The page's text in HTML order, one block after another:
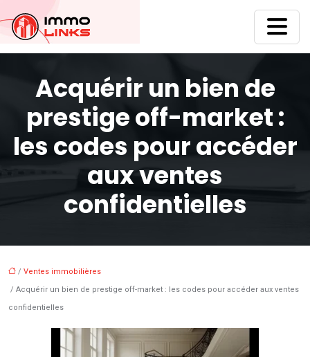
Acquérir un bien de
prestige off-market :
les codes pour accéder
aux ventes
confidentielles
/ Ventes immobilières
/ Acquérir un bien de prestige off-market : les codes pour accéder aux ventes
confidentielles